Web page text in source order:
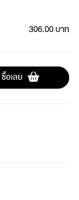
306.00 บาท
ซื้อเลย